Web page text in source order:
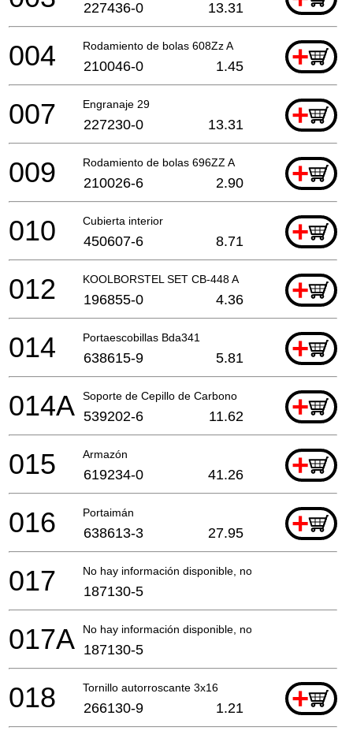
227436-0 13.31
Rodamiento de bolas 608Zz A +
004 210046-0 1.45
Engranaje 29 +
007 227230-0 13.31
Rodamiento de bolas 696ZZ A +
009 210026-6 2.90
Cubierta interior +
010 450607-6 8.71
KOOLBORSTEL SET CB-448 A +
012 196855-0 4.36
Portaescobillas Bda341 +
014 638615-9 5.81
Soporte de Cepillo de Carbono +
014A 539202-6 11.62
Armazón +
015 619234-0 41.26
Portaimán +
016 638613-3 27.95
No hay información disponible, no se puede pedir
017 187130-5
No hay información disponible, no se puede pedir
017A 187130-5
Tornillo autorroscante 3x16 +
018 266130-9 1.21